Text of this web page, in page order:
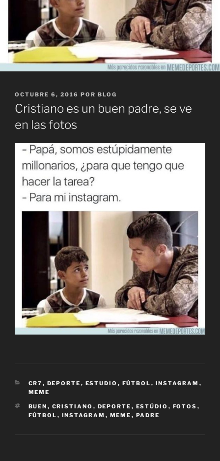
PUBLICADO
EL
OCTUBRE 6, 2016 POR BLOG
Cristiano es un buen padre, se ve
en las fotos
CATEGORÍAS
CR7 , DEPORTE , ESTUDIO , FÚTBOL , INSTAGRAM ,
MEME
ETIQUETAS
BUEN , CRISTIANO , DEPORTE , ESTÚDIO , FOTOS ,
FÚTBOL , INSTAGRAM , MEME , PADRE